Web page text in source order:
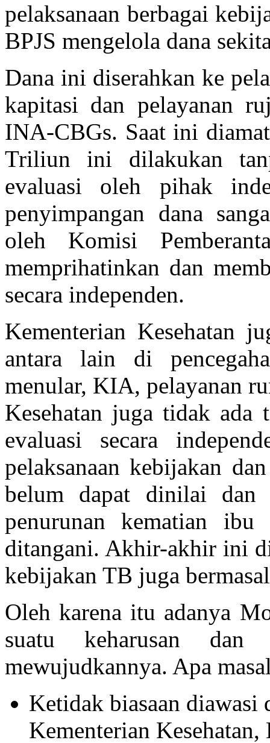
pelaksanaan berbagai
BPJS mengelola dana
Dana ini diserahkan ke
kapitasi dan pelayanan
INA-CBGs. Saat ini
Triliun ini dilakukan
evaluasi oleh pihak
penyimpangan dana
oleh Komisi
memprihatinkan dan
secara independen.
Kementerian Kesehatan
antara lain di
menular, KIA, pelayanan
Kesehatan juga tidak ada
evaluasi secara
pelaksanaan kebijakan
belum dapat dinilai dan
penurunan kematian
ditangani. Akhir-akhir ini
kebijakan TB juga
Oleh karena itu adanya
suatu keharusan dan
mewujudkannya. Apa
Ketidak biasaan diawasi
Kementerian